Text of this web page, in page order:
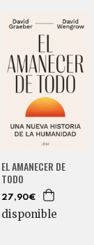
EL AMANECER DE
TODO
27,90€
disponible